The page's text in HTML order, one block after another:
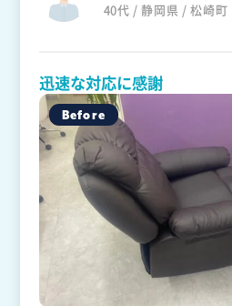
40代 / 静岡県 / 松崎町
迅速な対応に感謝